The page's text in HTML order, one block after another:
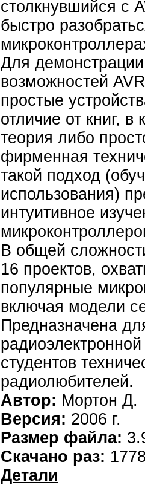
столкнувшийся с
быстро
Для
возможностей
простые
отличие от книг, в
теория либо
фирменная
такой подход
использования)
интуитивное
В общей
16 проектов,
популярные
включая модели
Предназначена
студентов
радиолюбителей.
Автор: Мортон Д.
Версия: 2006 г.
Размер файла:
Скачано раз:
Детали